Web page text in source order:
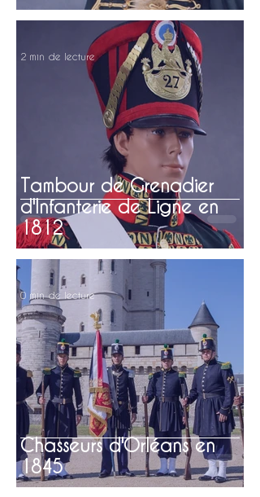
Tambour de Grenadier
d'Infanterie de Ligne en
1812
2 min de lecture
Chasseurs d'Orléans en
1845
0 min de lecture